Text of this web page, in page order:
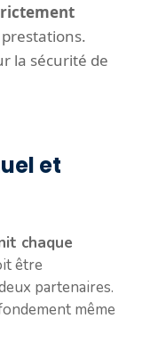
la sécurité de
et
chaque
être
partenaires.
même